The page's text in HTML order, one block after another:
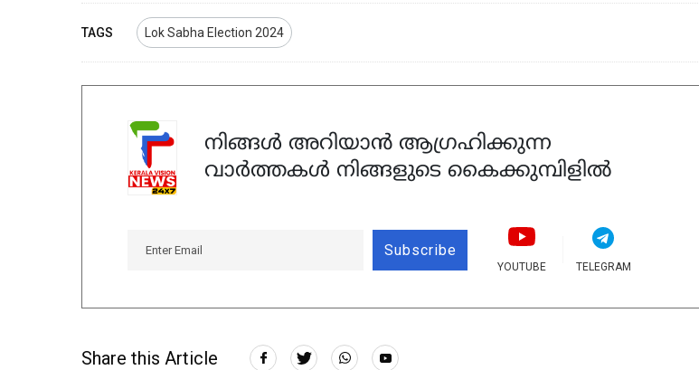
TAGS Lok Sabha Election 2024
നിങ്ങൾ അറിയാൻ ആഗ്രഹിക്കുന്ന
വാർത്തകൾ നിങ്ങളുടെ കൈക്കുമ്പിളിൽ
Subscribe
YOUTUBE TELEGRAM
Share this Article